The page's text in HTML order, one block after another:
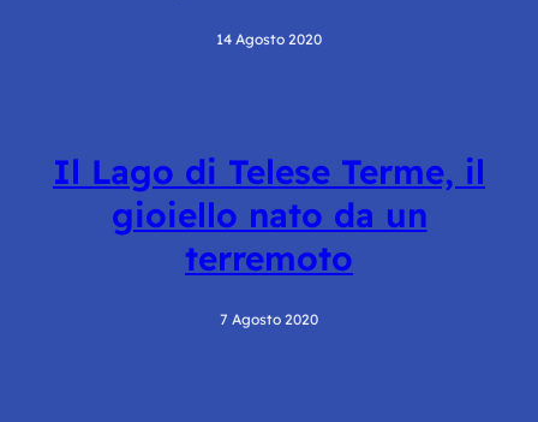
14 Agosto 2020
Il Lago di Telese Terme, il
gioiello nato da un
terremoto
7 Agosto 2020